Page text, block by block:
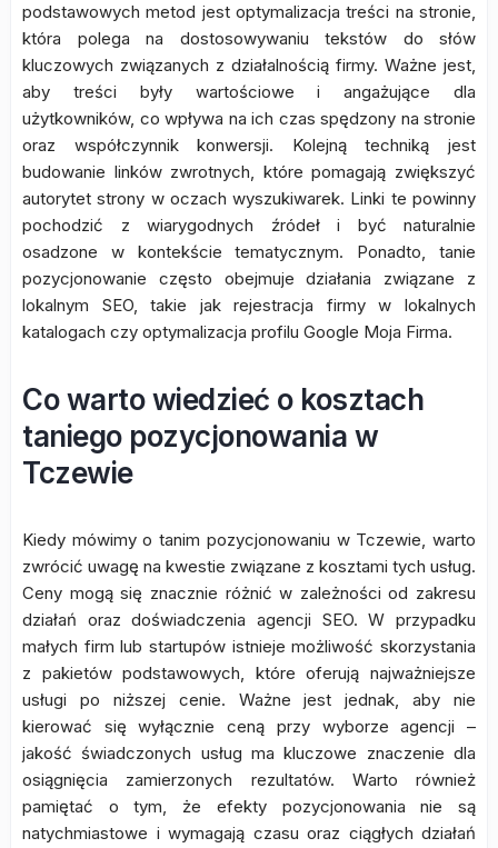
podstawowych metod jest optymalizacja treści na stronie,
która polega na dostosowywaniu tekstów do słów
kluczowych związanych z działalnością firmy. Ważne jest,
aby treści były wartościowe i angażujące dla
użytkowników, co wpływa na ich czas spędzony na stronie
oraz współczynnik konwersji. Kolejną techniką jest
budowanie linków zwrotnych, które pomagają zwiększyć
autorytet strony w oczach wyszukiwarek. Linki te powinny
pochodzić z wiarygodnych źródeł i być naturalnie
osadzone w kontekście tematycznym. Ponadto, tanie
pozycjonowanie często obejmuje działania związane z
lokalnym SEO, takie jak rejestracja firmy w lokalnych
katalogach czy optymalizacja profilu Google Moja Firma.
Co warto wiedzieć o kosztach
taniego pozycjonowania w
Tczewie
Kiedy mówimy o tanim pozycjonowaniu w Tczewie, warto
zwrócić uwagę na kwestie związane z kosztami tych usług.
Ceny mogą się znacznie różnić w zależności od zakresu
działań oraz doświadczenia agencji SEO. W przypadku
małych firm lub startupów istnieje możliwość skorzystania
z pakietów podstawowych, które oferują najważniejsze
usługi po niższej cenie. Ważne jest jednak, aby nie
kierować się wyłącznie ceną przy wyborze agencji –
jakość świadczonych usług ma kluczowe znaczenie dla
osiągnięcia zamierzonych rezultatów. Warto również
pamiętać o tym, że efekty pozycjonowania nie są
natychmiastowe i wymagają czasu oraz ciągłych działań